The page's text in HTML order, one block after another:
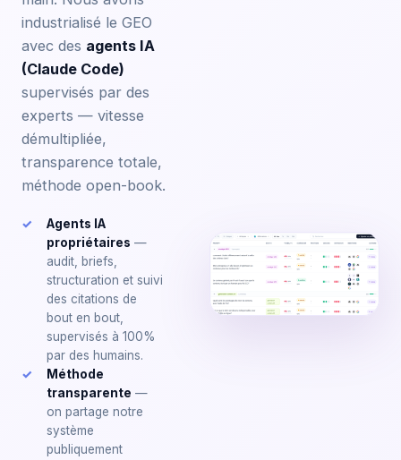
industrialisé le GEO
avec des agents IA
(Claude Code)
supervisés par des
experts — vitesse
démultipliée,
transparence totale,
méthode open-book.
Agents IA
propriétaires —
audit, briefs,
structuration et suivi
des citations de
bout en bout,
supervisés à 100%
par des humains.
Méthode
transparente —
on partage notre
système
publiquement